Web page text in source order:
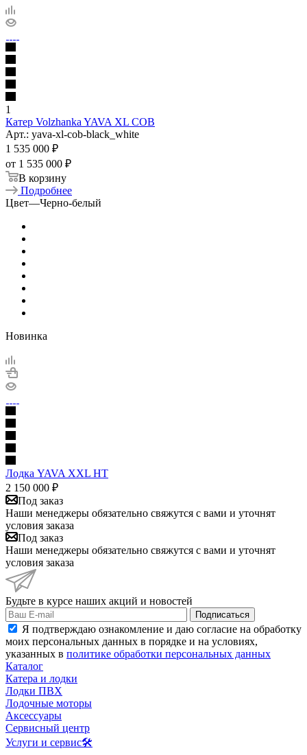
1
Катер Volzhanka YAVA XL COB
Арт.: yava-xl-cob-black_white
1 535 000 ₽
от 1 535 000 ₽
В корзину
Подробнее
Цвет—Черно-белый
Новинка
Лодка YAVA XXL HT
2 150 000 ₽
Под заказ
Наши менеджеры обязательно свяжутся с вами и уточнят
условия заказа
Под заказ
Наши менеджеры обязательно свяжутся с вами и уточнят
условия заказа
Будьте в курсе наших акций и новостей
Подписаться
Я подтверждаю ознакомление и даю согласие на обработку
моих персональных данных в порядке и на условиях,
указанных в политике обработки персональных данных
Каталог
Катера и лодки
Лодки ПВХ
Лодочные моторы
Аксессуары
Сервисный центр
Услуги и сервис🛠️